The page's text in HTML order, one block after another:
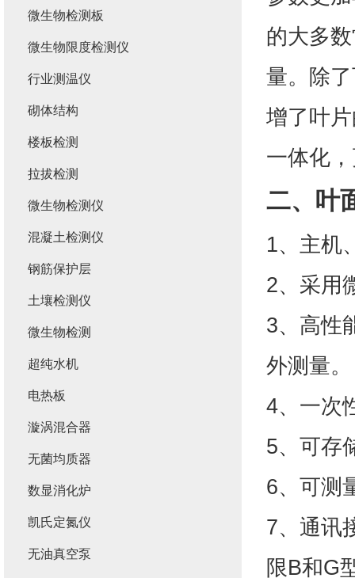
的大多
量。除
增了叶
一体化
二、 叶
1、主机
2、采用
3、高性
外测量。
4、一次
5、可存
6、可测
7、通讯
限B和G
微生物检测板
微生物限度检测仪
行业测温仪
砌体结构
楼板检测
拉拔检测
微生物检测仪
混凝土检测仪
钢筋保护层
土壤检测仪
微生物检测
超纯水机
电热板
漩涡混合器
无菌均质器
数显消化炉
凯氏定氮仪
无油真空泵